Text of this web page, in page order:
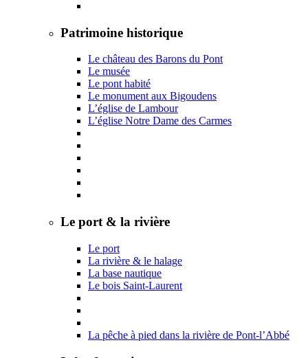
Patrimoine historique
Le château des Barons du Pont
Le musée
Le pont habité
Le monument aux Bigoudens
L’église de Lambour
L’église Notre Dame des Carmes
Le port & la rivière
Le port
La rivière & le halage
La base nautique
Le bois Saint-Laurent
La pêche à pied dans la rivière de Pont-l’Abbé